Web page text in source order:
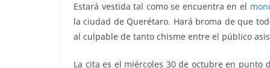
Estará vestida tal como se encuentra en el
la ciudad de Querétaro. Hará broma de que
al culpable de tanto chisme entre el público
La cita es el miércoles 30 de octubre en punto